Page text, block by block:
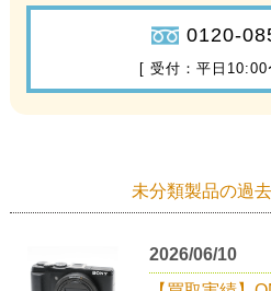
0120-
[ 受付：平日
未分類製品の過
2026/06/10